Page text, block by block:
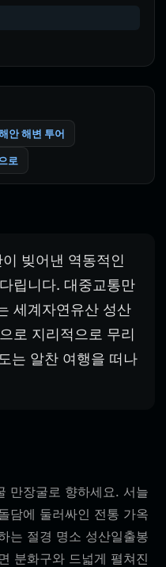
안 해변 투어
로
빚어낸 역동적인
립니다. 대중교통만
세계자연유산 성산
로 지리적으로 무리
는 알찬 여행을 떠나
만장굴로 향하세요. 서늘
담에 둘러싸인 전통 가옥
는 절경 명소 성산일출봉
분화구와 드넓게 펼쳐진